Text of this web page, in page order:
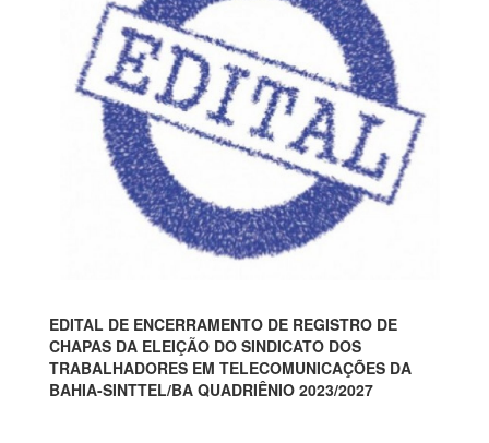
EDITAL DE ENCERRAMENTO DE REGISTRO DE
CHAPAS DA ELEIÇÃO DO SINDICATO DOS
TRABALHADORES EM TELECOMUNICAÇÕES DA
BAHIA-SINTTEL/BA QUADRIÊNIO 2023/2027